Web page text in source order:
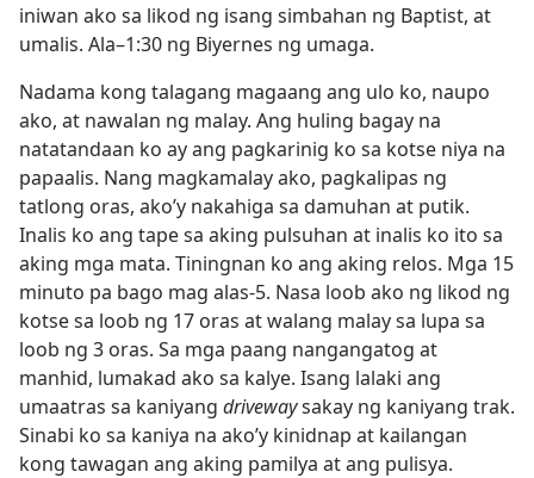
iniwan ako sa likod ng isang simbahan ng Baptist, at
umalis. Ala–1:30 ng Biyernes ng umaga.
Nadama kong talagang magaang ang ulo ko, naupo
ako, at nawalan ng malay. Ang huling bagay na
natatandaan ko ay ang pagkarinig ko sa kotse niya na
papaalis. Nang magkamalay ako, pagkalipas ng
tatlong oras, ako’y nakahiga sa damuhan at putik.
Inalis ko ang tape sa aking pulsuhan at inalis ko ito sa
aking mga mata. Tiningnan ko ang aking relos. Mga 15
minuto pa bago mag alas-5. Nasa loob ako ng likod ng
kotse sa loob ng 17 oras at walang malay sa lupa sa
loob ng 3 oras. Sa mga paang nangangatog at
manhid, lumakad ako sa kalye. Isang lalaki ang
umaatras sa kaniyang drivewaysakay ng kaniyang trak.
Sinabi ko sa kaniya na ako’y kinidnap at kailangan
kong tawagan ang aking pamilya at ang pulisya.